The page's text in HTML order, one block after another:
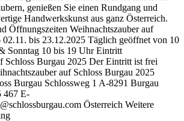
genießen Sie einen Rundgang und
Handwerkskunst aus ganz Österreich.
Öffnungszeiten Weihnachtszauber auf
02.11. bis 23.12.2025 Täglich geöffnet von 10
Sonntag 10 bis 19 Uhr Eintritt
Schloss Burgau 2025 Der Eintritt ist frei
auf Schloss Burgau 2025
Burgau Schlossweg 1 A-8291 Burgau
467 E-
Österreich Weitere